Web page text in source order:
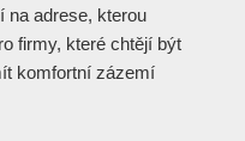
na adrese, kterou
firmy, které chtějí být
komfortní zázemí